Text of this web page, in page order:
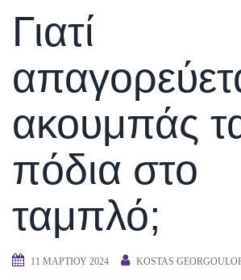
Γιατί
ακουμπάς
πόδια στο
ταμπλό;
11 ΜΑΡΤΊΟΥ 2024 KOSTAS